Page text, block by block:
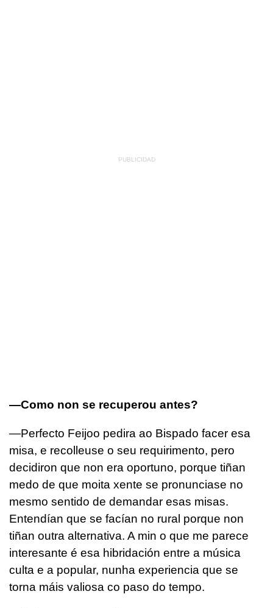
—Como non se recuperou antes?
—Perfecto Feijoo pedira ao Bispado facer esa
misa, e recolleuse o seu requirimento, pero
decidiron que non era oportuno, porque tiñan
medo de que moita xente se pronunciase no
mesmo sentido de demandar esas misas.
Entendían que se facían no rural porque non
tiñan outra alternativa. A min o que me parece
interesante é esa hibridación entre a música
culta e a popular, nunha experiencia que se
torna máis valiosa co paso do tempo.